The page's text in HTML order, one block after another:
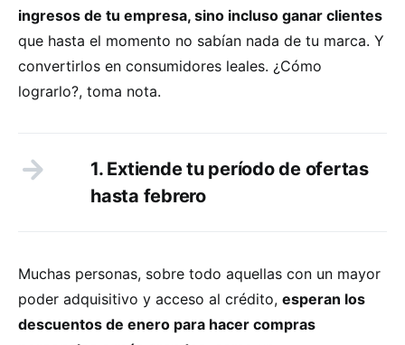
ingresos de tu empresa, sino incluso ganar clientes
que hasta el momento no sabían nada de tu marca. Y
convertirlos en consumidores leales. ¿Cómo
lograrlo?, toma nota.
1. Extiende tu período de ofertas
hasta febrero
Muchas personas, sobre todo aquellas con un mayor
poder adquisitivo y acceso al crédito, esperan los
descuentos de enero para hacer compras